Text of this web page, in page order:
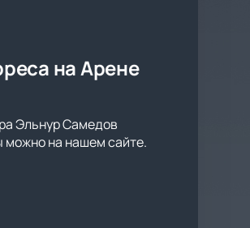
на Арене
Эльнур Самедов
можно на нашем сайте.